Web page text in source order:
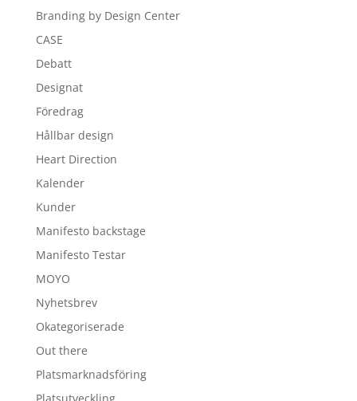
Branding by Design Center
CASE
Debatt
Designat
Föredrag
Hållbar design
Heart Direction
Kalender
Kunder
Manifesto backstage
Manifesto Testar
MOYO
Nyhetsbrev
Okategoriserade
Out there
Platsmarknadsföring